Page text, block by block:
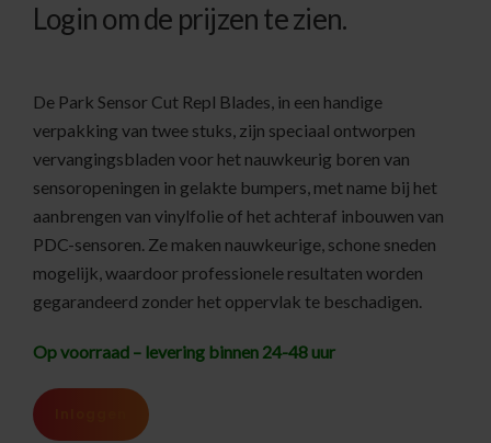
Login om de prijzen te zien.
De Park Sensor Cut Repl Blades, in een handige
verpakking van twee stuks, zijn speciaal ontworpen
vervangingsbladen voor het nauwkeurig boren van
sensoropeningen in gelakte bumpers, met name bij het
aanbrengen van vinylfolie of het achteraf inbouwen van
PDC-sensoren. Ze maken nauwkeurige, schone sneden
mogelijk, waardoor professionele resultaten worden
gegarandeerd zonder het oppervlak te beschadigen.
Op voorraad – levering binnen 24-48 uur